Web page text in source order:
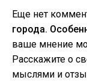
Еще нет
города.
ваше мнение
Расскажите о
мыслями и